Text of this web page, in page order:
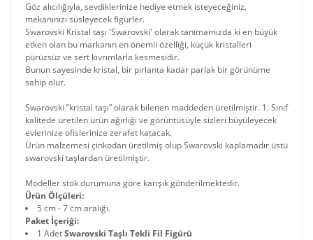
Göz alıcılığıyla, sevdiklerinize hediye etmek isteyeceğiniz,
mekanınızı süsleyecek figürler.
Swarovski Kristal taşı 'Swarovski' olarak tanımamızda ki en büyük
etken olan bu markanın en önemli özelliği, küçük kristalleri
pürüzsüz ve sert kıvrımlarla kesmesidir.
Bunun sayesinde kristal, bir pırlanta kadar parlak bir görünüme
sahip olur.
Swarovski ”kristal taşı” olarak bilenen maddeden üretilmiştir. 1. Sınıf
kalitede üretilen ürün ağırlığı ve görüntüsüyle sizleri büyüleyecek
evlerinize ofislerinize zerafet katacak.
Ürün malzemesi çinkodan üretilmiş olup Swarovski kaplamadır üstü
swarovski taşlardan üretilmiştir.
Modeller stok durumuna göre karışık gönderilmektedir.
Ürün Ölçüleri:
5 cm - 7 cm aralığı.
Paket İçeriği:
1 AdetSwarovski Taşlı Tekli Fil Figürü